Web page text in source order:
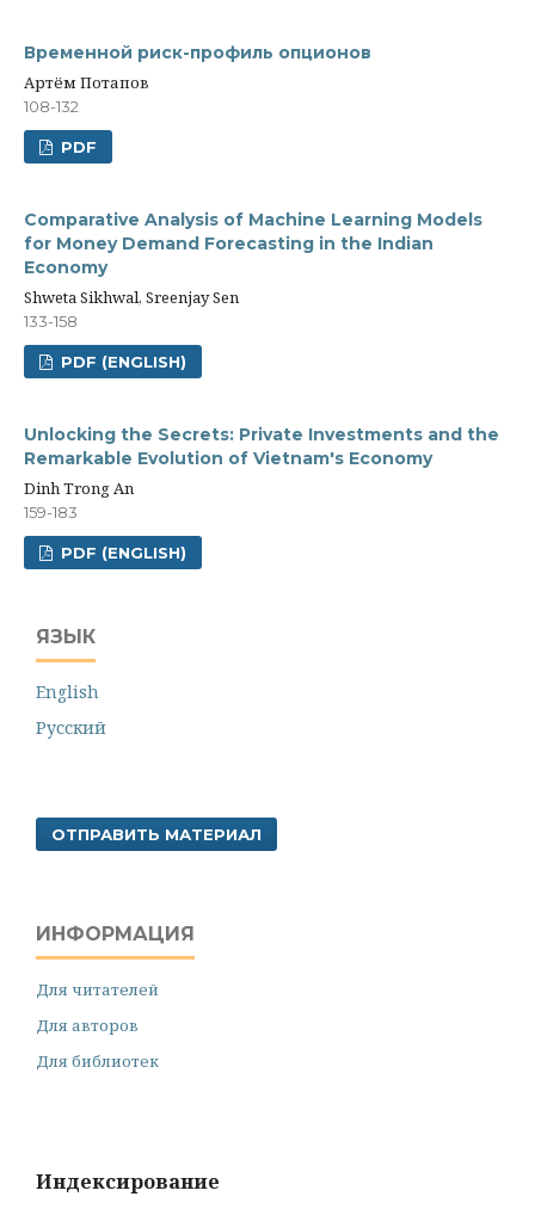
Временной риск-профиль опционов
Артём Потапов
108-132
PDF
Comparative Analysis of Machine Learning Models
for Money Demand Forecasting in the Indian
Economy
Shweta Sikhwal, Sreenjay Sen
133-158
PDF (ENGLISH)
Unlocking the Secrets: Private Investments and the
Remarkable Evolution of Vietnam's Economy
Dinh Trong An
159-183
PDF (ENGLISH)
ЯЗЫК
English
Русский
ОТПРАВИТЬ МАТЕРИАЛ
ИНФОРМАЦИЯ
Для читателей
Для авторов
Для библиотек
Индексирование